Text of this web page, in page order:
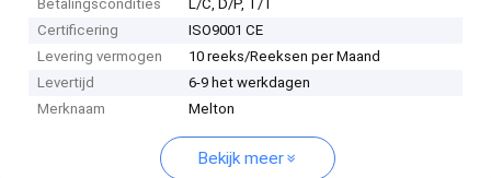
Betalingscondities
L/C, D/P, T/T
Certificering
ISO9001 CE
Levering vermogen
10 reeks/Reeksen per Maand
Levertijd
6-9 het werkdagen
Merknaam
Melton
Bekijk meer